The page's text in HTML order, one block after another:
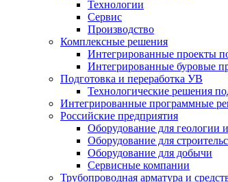
Технологии
Сервис
Производство
Комплексные решения
Интегрированные проекты
Интегрированные буровые
Подготовка и переработка УВ
Технологические решения
Интегрированные программные
Российские предприятия
Оборудование для геологии
Оборудование для
Оборудование для добычи
Сервисные компании
Трубопроводная арматура и